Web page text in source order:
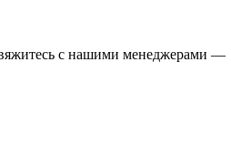
с нашими менеджерами —